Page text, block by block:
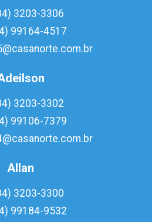
3203-3306
99164-4517
3203-3302
99106-7379
Allan
3203-3300
99184-9532